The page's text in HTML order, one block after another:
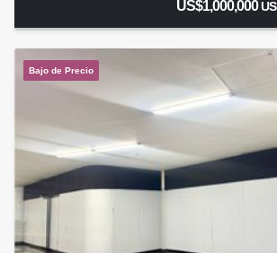
US$1,000,000
Bajo de Precio